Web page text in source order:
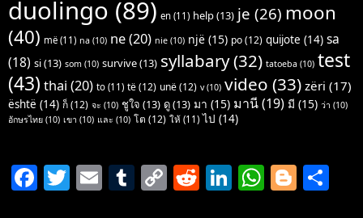
duolingo (89) en (11) help(13) je (26) moon
(40) më (11) na (10) ne(20) nie (10) një (15) po(12) quijote (14) sa
(18) si(13) som (10) survive(13) syllabary(32) tatoeba (10) test
(43) thai (20) to (11) të(12) unë(12) v(10) video (33) zëri (17)
është (14) ก็(12) จะ (10) ชูใจ (13) ดู(13) มา (15) มานี(19) มี (15) ว่า (10)
อักษรไทย (10) เขา (10) และ (10) โต (12) ให้ (11) ไป (14)
F T E T C R Li W Bl